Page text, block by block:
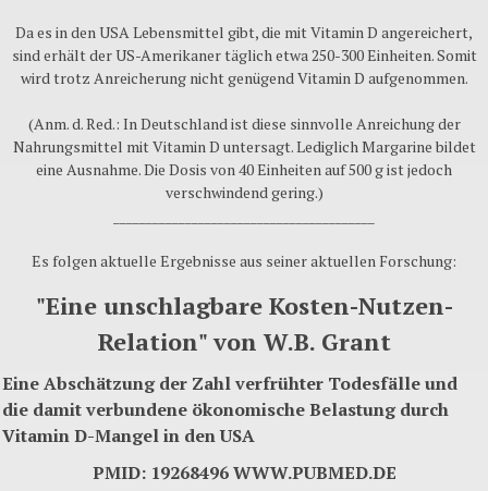
Da es in den USA Lebensmittel gibt, die mit Vitamin D angereichert,
sind erhält der US-Amerikaner täglich etwa 250-300 Einheiten. Somit
wird trotz Anreicherung nicht genügend Vitamin D aufgenommen.
(Anm. d. Red.: In Deutschland ist diese sinnvolle Anreichung der
Nahrungsmittel mit Vitamin D untersagt. Lediglich Margarine bildet
eine Ausnahme. Die Dosis von 40 Einheiten auf 500 g ist jedoch
verschwindend gering.)
Es folgen aktuelle Ergebnisse aus seiner aktuellen Forschung:
"Eine unschlagbare Kosten-Nutzen-
Relation" von W.B. Grant
Eine Abschätzung der Zahl verfrühter Todesfälle und
die damit verbundene ökonomische Belastung durch
Vitamin D-Mangel in den USA
PMID: 19268496 WWW.PUBMED.DE